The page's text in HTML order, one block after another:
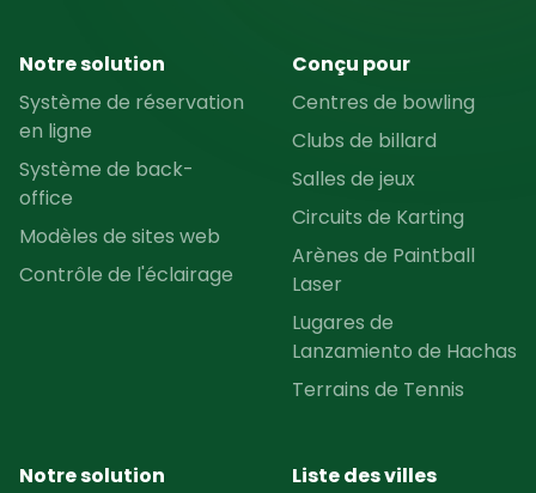
Notre solution
Système de réservation
en ligne
Système de back-
office
Modèles de sites web
Contrôle de l'éclairage
Conçu pour
Centres de bowling
Clubs de billard
Salles de jeux
Circuits de Karting
Arènes de Paintball
Laser
Lugares de
Lanzamiento de Hachas
Terrains de Tennis
Notre solution
Liste des villes